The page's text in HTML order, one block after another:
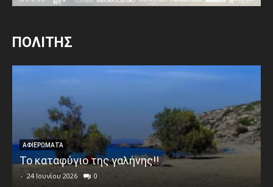
ΠΟΛΙΤΗΣ
ΑΦΙΕΡΩΜΑΤΑ
Το καταφύγιο της γαλήνης!!
- 24 Ιουνίου 2026 0